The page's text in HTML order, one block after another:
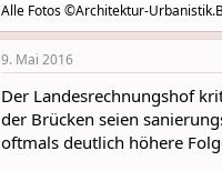
Alle Fotos ©Architektur-
9. Mai 2016
Der Landesrechnungshof
der Brücken seien
oftmals deutlich höhere